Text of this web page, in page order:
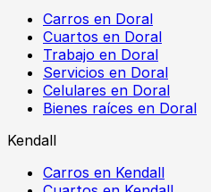
Carros en Doral
Cuartos en Doral
Trabajo en Doral
Servicios en Doral
Celulares en Doral
Bienes raíces en Doral
Kendall
Carros en Kendall